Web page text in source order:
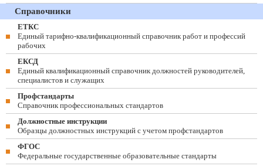
Справочники
ЕТКС
Единый тарифно-квалификационный справочник работ и профессий
рабочих
ЕКСД
Единый квалификационный справочник должностей руководителей,
специалистов и служащих
Профстандарты
Справочник профессиональных стандартов
Должностные инструкции
Образцы должностных инструкций с учетом профстандартов
ФГОС
Федеральные государственные образовательные стандарты